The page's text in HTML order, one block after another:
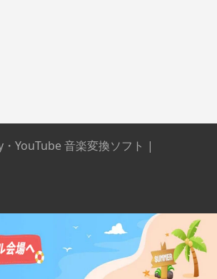
YouTube 音楽変換ソフト |